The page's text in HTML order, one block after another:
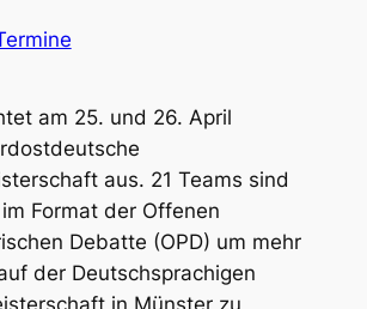
am 25. und 26. April
aus. 21 Teams sind
Format der Offenen
Debatte (OPD) um mehr
der Deutschsprachigen